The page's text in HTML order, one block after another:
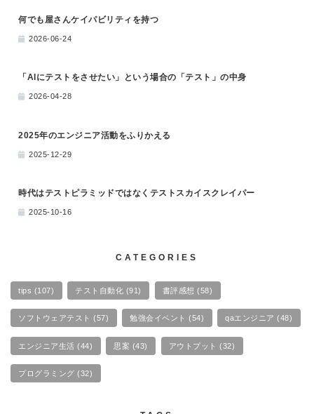
何でも屋さんケイパビリティを持つ
2026-06-24
「AIにテストをさせたい」という場合の「テスト」の中身
2026-04-28
2025年のエンジニア活動をふりかえる
2025-12-29
時代はテストピラミッドではなくテストスカイスクレイパー
2025-10-16
CATEGORIES
tips (107) テスト自動化 (91) 書評感想(58)
ソフトウェアテスト(57) 勉強会イベント(54) qaエンジニア(48)
エンジニア生活(44) 思案 (43) アウトプット(32)
プログラミング(32)